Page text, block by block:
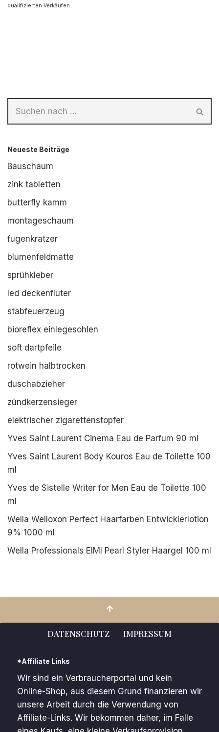
qualifizierten Verkäufen.
Neueste Beiträge
Bauschaum
zink tabletten
butterfly kamm
montageschaum
fugenkratzer
blumenfeldmatte
sprühkleber
led deckenfluter
stabfeuerzeug
bioreflex einlegesohlen
soft dartpfeile
rotwein halbtrocken
duschabzieher
zündkerzensieger
elektrischer zigarettenstopfer
Yves Saint Laurent Cinema Eau de Parfum 90 ml
Yves Saint Laurent Body Kouros Eau de Toilette 100
ml
Yves de Sistelle Writer for Men Eau de Toilette 100
ml
Wella Welloxon Perfect Haarfarben Entwicklerlotion
9% 1000 ml
Wella Professionals EIMI Pearl Styler Haargel 100 ml
DATENSCHUTZ IMPRESSUM
*Affiliate Links
Wir sind ein Verbraucherportal und kein
Online-Shop, aus diesem Grund finanzieren wir
unsere Arbeit durch die Verwendung von
Affiliate-Links. Wir bekommen daher, im Falle